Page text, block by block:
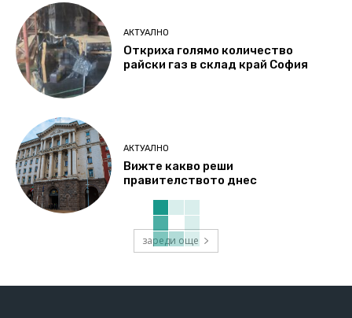
АКТУАЛНО
Откриха голямо количество
райски газ в склад край София
АКТУАЛНО
Вижте какво реши
правителството днес
зареди още